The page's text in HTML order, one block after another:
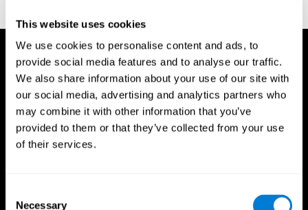
This website uses cookies
We use cookies to personalise content and ads, to
provide social media features and to analyse our traffic.
We also share information about your use of our site with
our social media, advertising and analytics partners who
may combine it with other information that you’ve
provided to them or that they’ve collected from your use
of their services.
Necessary